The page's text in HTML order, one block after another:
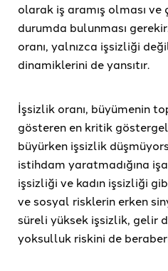
olarak iş aramış olması ve
durumda bulunması
oranı, yalnızca işsizliği
dinamiklerini de yansıtır.
İşsizlik oranı, büyümenin
gösteren en kritik
büyürken işsizlik
istihdam yaratmadığına
işsizliği ve kadın işsizliği
ve sosyal risklerin erken
süreli yüksek işsizlik, gelir
yoksulluk riskini de